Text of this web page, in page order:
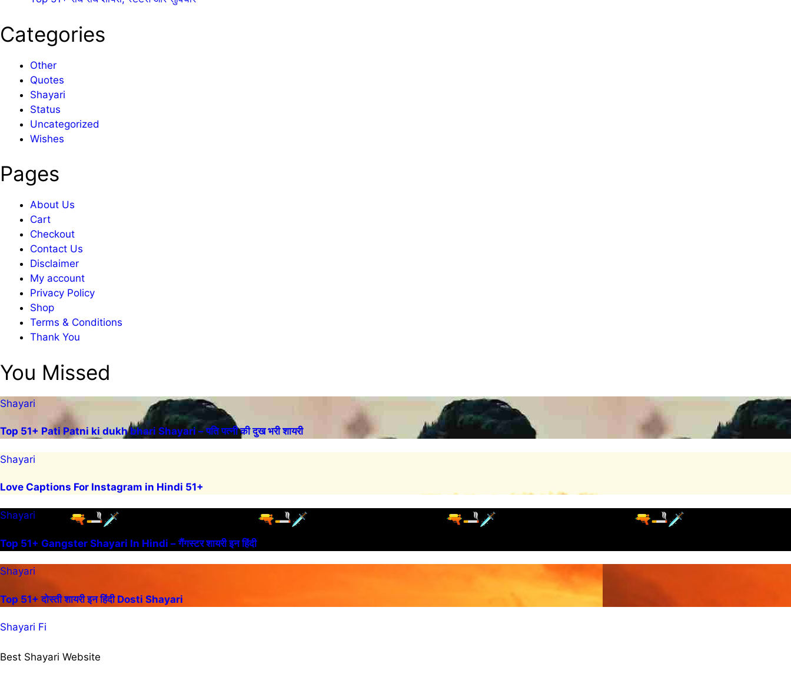
Categories
Other
Quotes
Shayari
Status
Uncategorized
Wishes
Pages
About Us
Cart
Checkout
Contact Us
Disclaimer
My account
Privacy Policy
Shop
Terms & Conditions
Thank You
You Missed
Shayari
Top 51+ Pati Patni ki dukh bhari Shayari – पति पत्नी की दुख भरी शायरी
Shayari
Love Captions For Instagram in Hindi 51+
Shayari
Top 51+ Gangster Shayari In Hindi – गैंगस्टर शायरी इन हिंदी
Shayari
Top 51+ दोस्ती शायरी इन हिंदी Dosti Shayari
Shayari Fi
Best Shayari Website